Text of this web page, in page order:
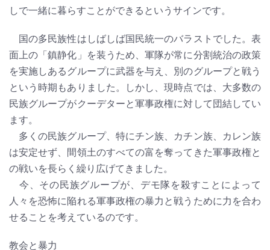
しで一緒に暮らすことができるというサインです。
国の多民族性はしばしば国民統一のバラストでした。表
面上の「鎮静化」を装うため、軍隊が常に分割統治の政策
を実施しあるグループに武器を与え、別のグループと戦う
という時期もありました。しかし、現時点では、大多数の
民族グループがクーデターと軍事政権に対して団結してい
ます。
多くの民族グループ、特にチン族、カチン族、カレン族
は安定せず、間領土のすべての富を奪ってきた軍事政権と
の戦いを長らく繰り広げてきました。
今、その民族グループが、デモ隊を殺すことによって
人々を恐怖に陥れる軍事政権の暴力と戦うために力を合わ
せることを考えているのです。
教会と暴力